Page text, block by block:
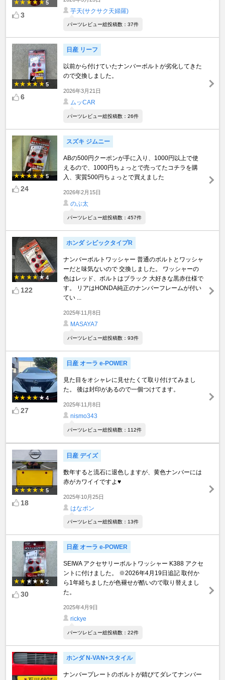
5
3 芋天(サクサク天婦羅)
パーツレビュー総投稿数：37件
5
6
日産 リーフ
以前から付けていたナンバーボルトが劣化してきた
ので交換しました。
2026年3月21日
ムッCAR
パーツレビュー総投稿数：26件
5
24
スズキ ジムニー
ABの500円クーポンが手に入り、1000円以上で使
えるので、1000円ちょっとで売ってたコチラを購
入、実質500円ちょっとで買えました
2026年2月15日
のぶ太
パーツレビュー総投稿数：457件
4
122
ホンダ シビックタイプR
ナンバーボルトワッシャー 普通のボルトとワッシャ
ーだと味気ないので 交換しました。 ワッシャーの
色はレッド、ボルトはブラック 大好きな黒赤仕様で
す。 リアはHONDA純正のナンバーフレームが付い
てい ...
2025年11月8日
MASAYA7
パーツレビュー総投稿数：93件
4
27
日産 オーラ e-POWER
見た目をオシャレに見せたくて取り付けてみまし
た。 後は封印があるので一個つけてます。
2025年11月8日
nismo343
パーツレビュー総投稿数：112件
5
18
日産 デイズ
数年すると流石に退色しますが、黄色ナンバーには
赤がカワイイですよ♥
2025年10月25日
はなポン
パーツレビュー総投稿数：13件
2
30
日産 オーラ e-POWER
SEIWA アクセサリーボルトワッシャー K388 アクセ
ントに付けました。 ※2026年4月19日追記 取付か
ら1年経ちましたが色褪せが酷いので取り替えまし
た。
2025年4月9日
rickye
パーツレビュー総投稿数：22件
ホンダ N-VAN+スタイル
ナンバープレートのボルトが錆びてダレてナンバー